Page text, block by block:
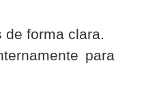
forma clara.
para